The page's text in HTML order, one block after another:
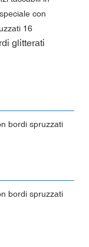
glitterati